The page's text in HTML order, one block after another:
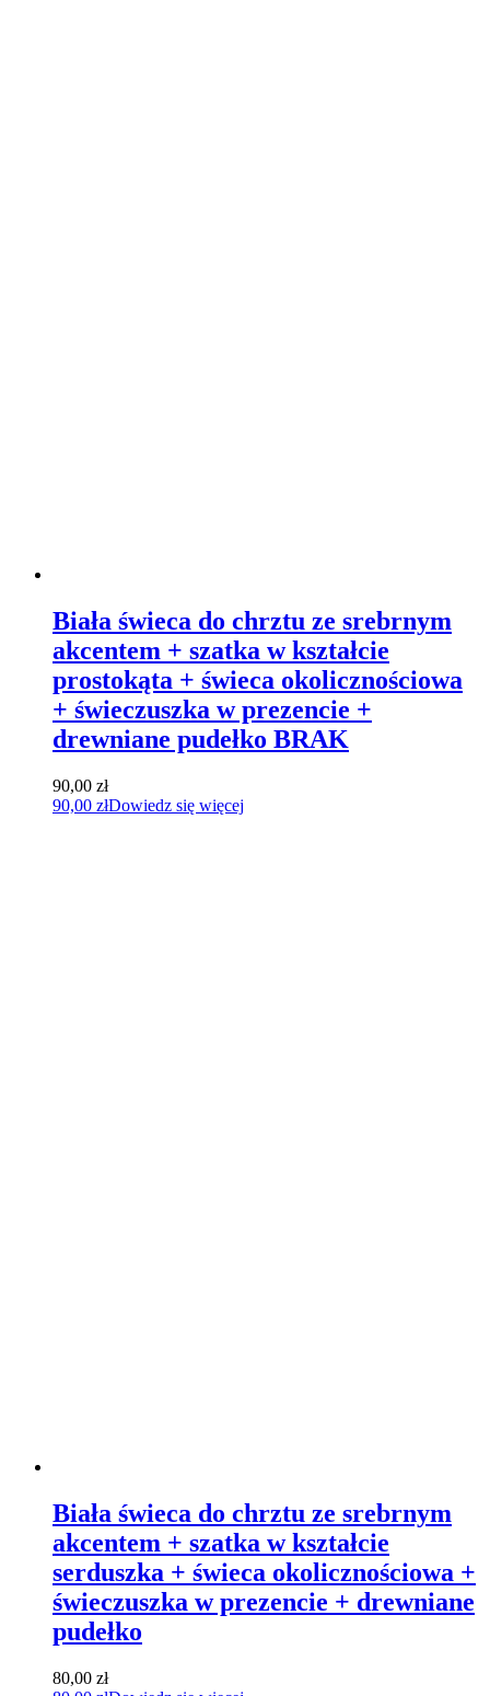
Biała świeca do chrztu ze srebrnym
akcentem + szatka w kształcie
prostokąta + świeca okolicznościowa
+ świeczuszka w prezencie +
drewniane pudełko BRAK
90,00 zł
90,00 złDowiedz się więcej
Biała świeca do chrztu ze srebrnym
akcentem + szatka w kształcie
serduszka + świeca okolicznościowa +
świeczuszka w prezencie + drewniane
pudełko
80,00 zł